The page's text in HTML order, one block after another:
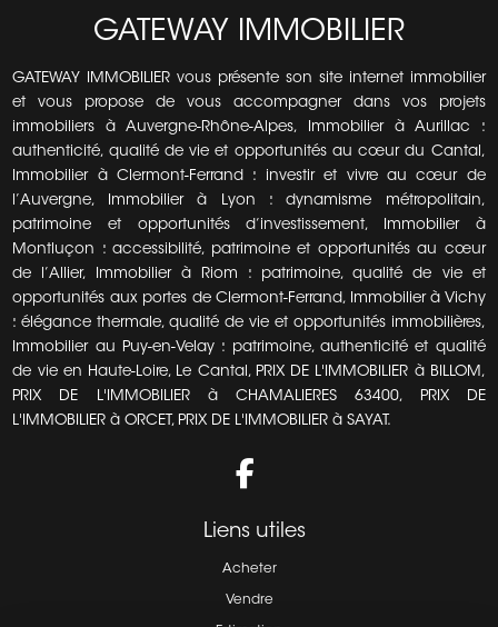
GATEWAY IMMOBILIER
GATEWAY IMMOBILIER vous présente son site internet immobilier
et vous propose de vous accompagner dans vos projets
immobiliers à Auvergne-Rhône-Alpes, Immobilier à Aurillac :
authenticité, qualité de vie et opportunités au cœur du Cantal,
Immobilier à Clermont-Ferrand : investir et vivre au cœur de
l’Auvergne, Immobilier à Lyon : dynamisme métropolitain,
patrimoine et opportunités d’investissement, Immobilier à
Montluçon : accessibilité, patrimoine et opportunités au cœur
de l’Allier, Immobilier à Riom : patrimoine, qualité de vie et
opportunités aux portes de Clermont-Ferrand, Immobilier à Vichy
: élégance thermale, qualité de vie et opportunités immobilières,
Immobilier au Puy-en-Velay : patrimoine, authenticité et qualité
de vie en Haute-Loire, Le Cantal, PRIX DE L'IMMOBILIER à BILLOM,
PRIX DE L'IMMOBILIER à CHAMALIERES 63400, PRIX DE
L'IMMOBILIER à ORCET, PRIX DE L'IMMOBILIER à SAYAT.
Liens utiles
Acheter
Vendre